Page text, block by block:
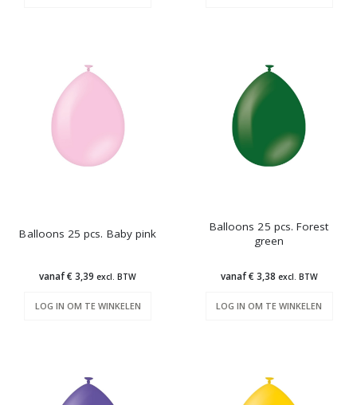
Balloons 25 pcs. Baby pink
vanaf € 3,39excl. BTW
LOG IN OM TE WINKELEN
Balloons 25 pcs. Forest
green
vanaf € 3,38 excl. BTW
LOG IN OM TE WINKELEN